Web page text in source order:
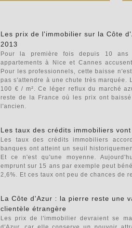
Les prix de l'immobilier sur la Côte
2013
Pour la première fois depuis 10
appartements à Nice et Cannes
Pour les professionnels, cette baisse
pas s'attendre à une chute très marquée.
100 € / m². Ce léger reflux du marché
reste de la France où les prix ont
l'ancien.
Les taux des crédits immobiliers
Les taux des crédits immobiliers
banques ont atteint un seuil
Et ce n'est qu'une moyenne.
emprunt sur 15 ans par exemple peut
2,6%. Et ces taux ont peu de chances de
La Côte d'Azur : la pierre reste une
clientèle étrangère
Les prix de l'immobilier devraient se